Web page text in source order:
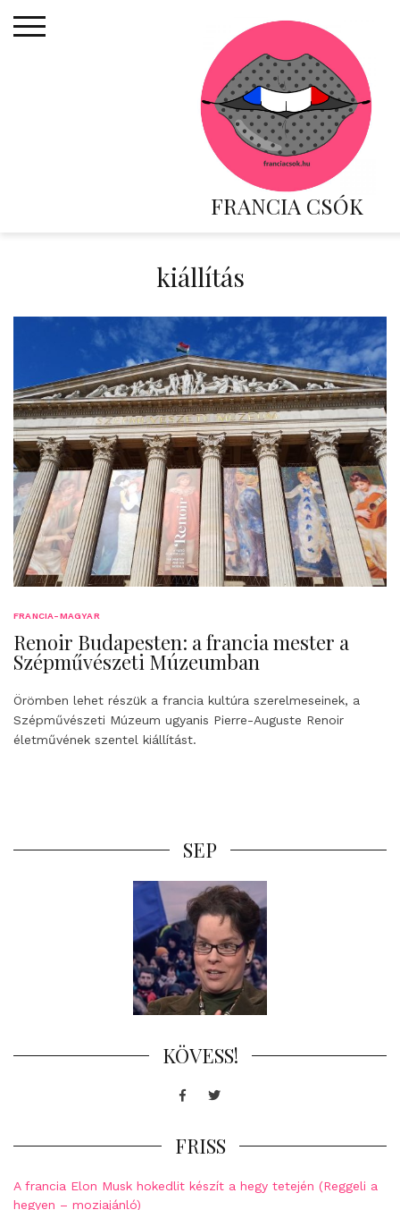
FRANCIA CSÓK
kiállítás
FRANCIA-MAGYAR
Renoir Budapesten: a francia mester a
Szépművészeti Múzeumban
Örömben lehet részük a francia kultúra szerelmeseinek, a
Szépművészeti Múzeum ugyanis Pierre-Auguste Renoir
életművének szentel kiállítást.
SEP
KÖVESS!
FacebookTwitter
FRISS
A francia Elon Musk hokedlit készít a hegy tetején (Reggeli a
hegyen – moziajánló)